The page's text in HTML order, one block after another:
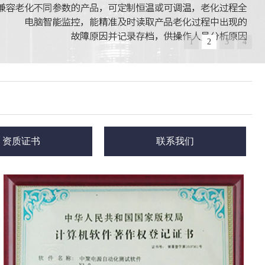
1 2 3 4
资质证书 联系我们